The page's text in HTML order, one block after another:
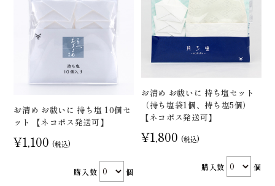
お清め お祓いに 持ち塩 10個セ
ット 【ネコポス発送可】
¥1,100 (税込)
購入数 個
お清め お祓いに 持ち塩セット
（持ち塩袋1個、持ち塩5個）
【ネコポス発送可】
¥1,800 (税込)
購入数 個